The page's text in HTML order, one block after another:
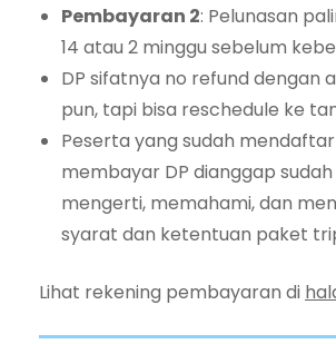
Pembayaran 2: Pelunasan
14 atau 2 minggu sebelum
DP sifatnya no refund dengan
pun, tapi bisa reschedule ke
Peserta yang sudah
membayar DP dianggap
mengerti, memahami, dan
syarat dan ketentuan paket
Lihat rekening pembayaran di